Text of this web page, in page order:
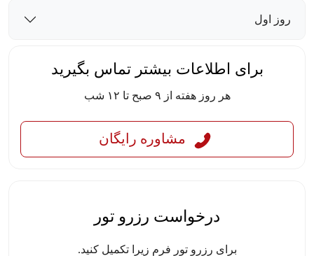
روز اول
برای اطلاعات بیشتر تماس بگیرید
هر روز هفته از ۹ صبح تا ۱۲ شب
مشاوره رایگان
درخواست رزرو تور
برای رزرو تور فرم زیرا تکمیل کنید.